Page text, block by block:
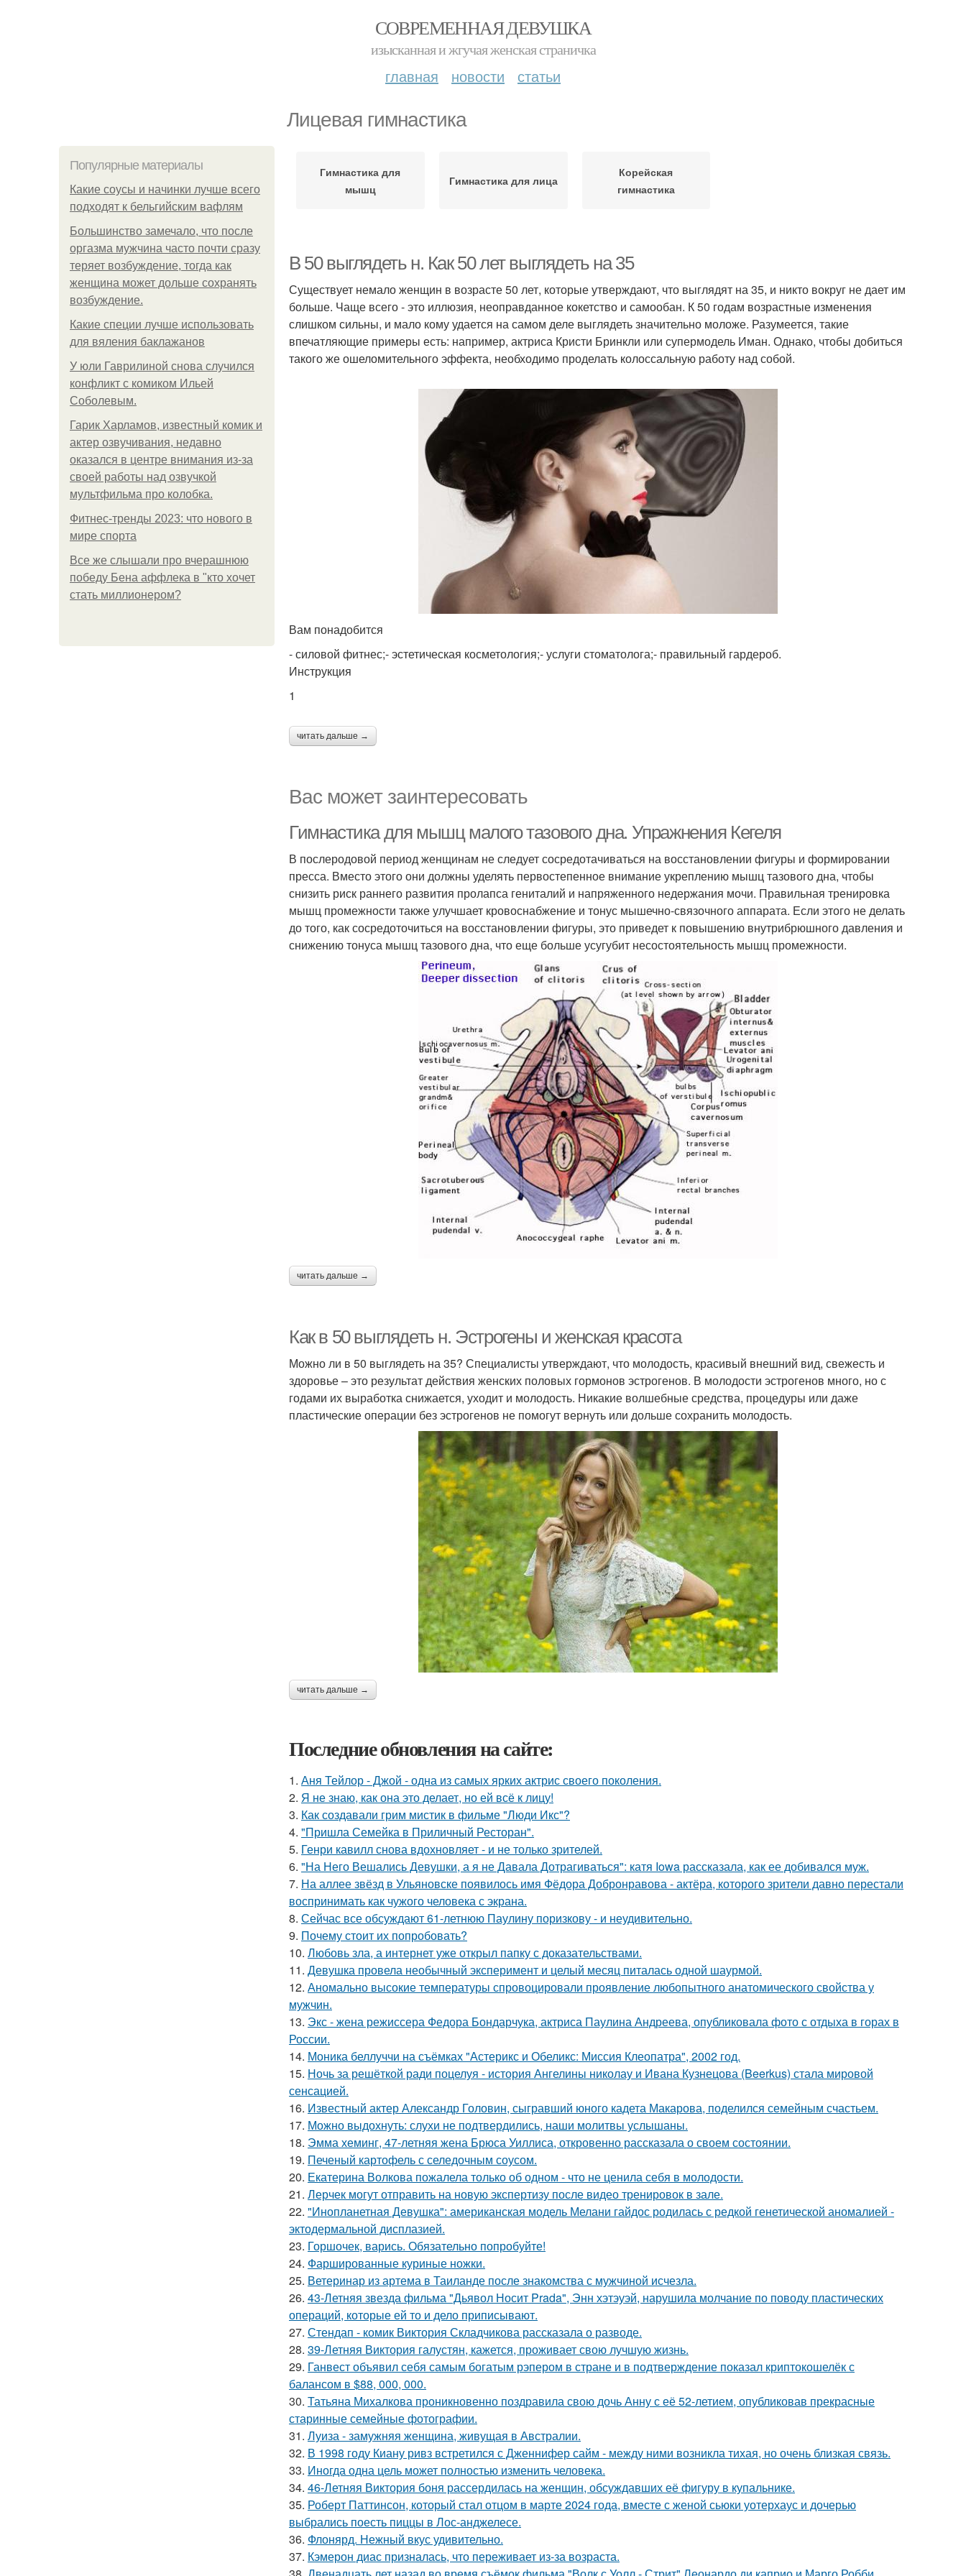
СОВРЕМЕННАЯ ДЕВУШКА
изысканная и жгучая женская страничка
главная новости статьи
Лицевая гимнастика
Популярные материалы
Какие соусы и начинки лучше всего
подходят к бельгийским вафлям
Большинство замечало, что после
оргазма мужчина часто почти сразу
теряет возбуждение, тогда как
женщина может дольше сохранять
возбуждение.
Какие специи лучше использовать
для вяления баклажанов
У юли Гаврилиной снова случился
конфликт с комиком Ильей
Соболевым.
Гарик Харламов, известный комик и
актер озвучивания, недавно
оказался в центре внимания из-за
своей работы над озвучкой
мультфильма про колобка.
Фитнес-тренды 2023: что нового в
мире спорта
Все же слышали про вчерашнюю
победу Бена аффлека в "кто хочет
стать миллионером?
Гимнастика для
мышц
Гимнастика для лица
Корейская
гимнастика
В 50 выглядеть н. Как 50 лет выглядеть на 35
Существует немало женщин в возрасте 50 лет, которые утверждают, что выглядят на 35, и никто вокруг не дает им
больше. Чаще всего - это иллюзия, неоправданное кокетство и самообан. К 50 годам возрастные изменения
слишком сильны, и мало кому удается на самом деле выглядеть значительно моложе. Разумеется, такие
впечатляющие примеры есть: например, актриса Кристи Бринкли или супермодель Иман. Однако, чтобы добиться
такого же ошеломительного эффекта, необходимо проделать колоссальную работу над собой.
Вам понадобится
- силовой фитнес;- эстетическая косметология;- услуги стоматолога;- правильный гардероб.
Инструкция
1
читать дальше →
Вас может заинтересовать
Гимнастика для мышц малого тазового дна. Упражнения Кегеля
В послеродовой период женщинам не следует сосредотачиваться на восстановлении фигуры и формировании
пресса. Вместо этого они должны уделять первостепенное внимание укреплению мышц тазового дна, чтобы
снизить риск раннего развития пролапса гениталий и напряженного недержания мочи. Правильная тренировка
мышц промежности также улучшает кровоснабжение и тонус мышечно-связочного аппарата. Если этого не делать
до того, как сосредоточиться на восстановлении фигуры, это приведет к повышению внутрибрюшного давления и
снижению тонуса мышц тазового дна, что еще больше усугубит несостоятельность мышц промежности.
читать дальше →
Как в 50 выглядеть н. Эстрогены и женская красота
Можно ли в 50 выглядеть на 35? Специалисты утверждают, что молодость, красивый внешний вид, свежесть и
здоровье – это результат действия женских половых гормонов эстрогенов. В молодости эстрогенов много, но с
годами их выработка снижается, уходит и молодость. Никакие волшебные средства, процедуры или даже
пластические операции без эстрогенов не помогут вернуть или дольше сохранить молодость.
читать дальше →
Последние обновления на сайте:
1. Аня Тейлор - Джой - одна из самых ярких актрис своего поколения.
2. Я не знаю, как она это делает, но ей всё к лицу!
3. Как создавали грим мистик в фильме "Люди Икс"?
4. "Пришла Семейка в Приличный Ресторан".
5. Генри кавилл снова вдохновляет - и не только зрителей.
6. "На Него Вешались Девушки, а я не Давала Дотрагиваться": катя Iowa рассказала, как ее добивался муж.
7. На аллее звёзд в Ульяновске появилось имя Фёдора Добронравова - актёра, которого зрители давно перестали
воспринимать как чужого человека с экрана.
8. Сейчас все обсуждают 61-летнюю Паулину поризкову - и неудивительно.
9. Почему стоит их попробовать?
10. Любовь зла, а интернет уже открыл папку с доказательствами.
11. Девушка провела необычный эксперимент и целый месяц питалась одной шаурмой.
12. Аномально высокие температуры спровоцировали проявление любопытного анатомического свойства у
мужчин.
13. Экс - жена режиссера Федора Бондарчука, актриса Паулина Андреева, опубликовала фото с отдыха в горах в
России.
14. Моника беллуччи на съёмках "Астерикс и Обеликс: Миссия Клеопатра", 2002 год.
15. Ночь за решёткой ради поцелуя - история Ангелины николау и Ивана Кузнецова (Beerkus) стала мировой
сенсацией.
16. Известный актер Александр Головин, сыгравший юного кадета Макарова, поделился семейным счастьем.
17. Можно выдохнуть: слухи не подтвердились, наши молитвы услышаны.
18. Эмма хеминг, 47-летняя жена Брюса Уиллиса, откровенно рассказала о своем состоянии.
19. Печеный картофель с селедочным соусом.
20. Екатерина Волкова пожалела только об одном - что не ценила себя в молодости.
21. Лерчек могут отправить на новую экспертизу после видео тренировок в зале.
22. "Инопланетная Девушка": американская модель Мелани гайдос родилась с редкой генетической аномалией -
эктодермальной дисплазией.
23. Горшочек, варись. Обязательно попробуйте!
24. Фаршированные куриные ножки.
25. Ветеринар из артема в Таиланде после знакомства с мужчиной исчезла.
26. 43-Летняя звезда фильма "Дьявол Носит Prada", Энн хэтэуэй, нарушила молчание по поводу пластических
операций, которые ей то и дело приписывают.
27. Стендап - комик Виктория Складчикова рассказала о разводе.
28. 39-Летняя Виктория галустян, кажется, проживает свою лучшую жизнь.
29. Ганвест объявил себя самым богатым рэпером в стране и в подтверждение показал криптокошелёк с
балансом в $88, 000, 000.
30. Татьяна Михалкова проникновенно поздравила свою дочь Анну с её 52-летием, опубликовав прекрасные
старинные семейные фотографии.
31. Луиза - замужняя женщина, живущая в Австралии.
32. В 1998 году Киану ривз встретился с Дженнифер сайм - между ними возникла тихая, но очень близкая связь.
33. Иногда одна цель может полностью изменить человека.
34. 46-Летняя Виктория боня рассердилась на женщин, обсуждавших её фигуру в купальнике.
35. Роберт Паттинсон, который стал отцом в марте 2024 года, вместе с женой сьюки уотерхаус и дочерью
выбрались поесть пиццы в Лос-анджелесе.
36. Флонярд. Нежный вкус удивительно.
37. Кэмерон диас призналась, что переживает из-за возраста.